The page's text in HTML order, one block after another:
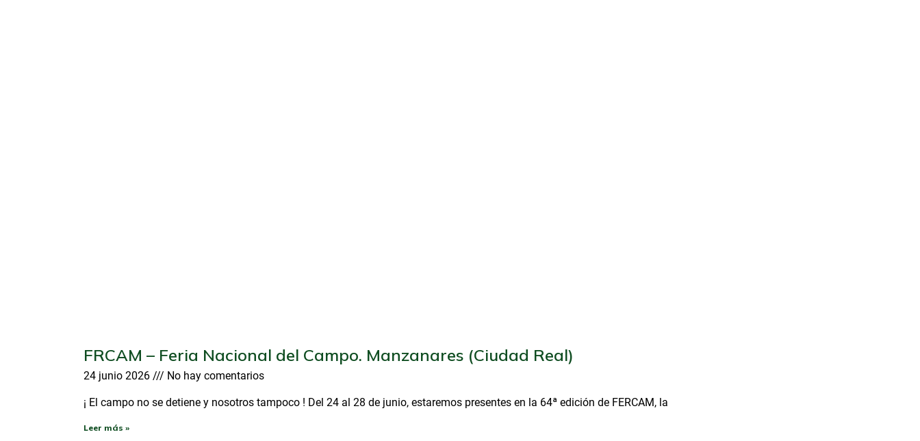
FRCAM – Feria Nacional del Campo. Manzanares (Ciudad Real)
24 junio 2026 No hay comentarios
¡ El campo no se detiene y nosotros tampoco ! Del 24 al 28 de junio, estaremos presentes en la 64ª edición de FERCAM, la
Leer más »